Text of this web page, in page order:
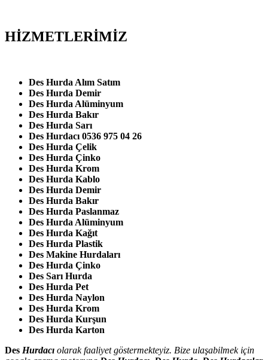
HİZMETLERİMİZ
Des Hurda Alım Satım
Des Hurda Demir
Des Hurda Alüminyum
Des Hurda Bakır
Des Hurda Sarı
Des Hurdacı 0536 975 04 26
Des Hurda Çelik
Des Hurda Çinko
Des Hurda Krom
Des Hurda Kablo
Des Hurda Demir
Des Hurda Bakır
Des Hurda Paslanmaz
Des Hurda Alüminyum
Des Hurda Kağıt
Des Hurda Plastik
Des Makine Hurdaları
Des Hurda Çinko
Des Sarı Hurda
Des Hurda Pet
Des Hurda Naylon
Des Hurda Krom
Des Hurda Kurşun
Des Hurda Karton
Des Hurdacı olarak faaliyet göstermekteyiz. Bize ulaşabilmek için